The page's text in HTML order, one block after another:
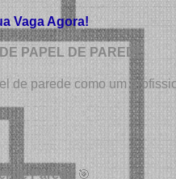
Vaga Agora!
PAPEL DE PAREDE
de parede como um
de Parede🎯